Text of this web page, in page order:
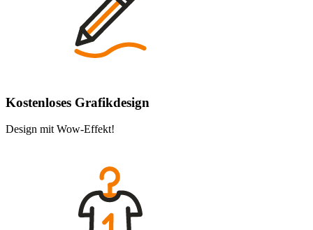
Kostenloses Grafikdesign
Design mit Wow-Effekt!